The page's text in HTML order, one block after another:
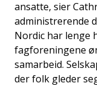
ansatte, sier
administrerende
Nordic har lenge
fagforeningene
samarbeid.
der folk gleder